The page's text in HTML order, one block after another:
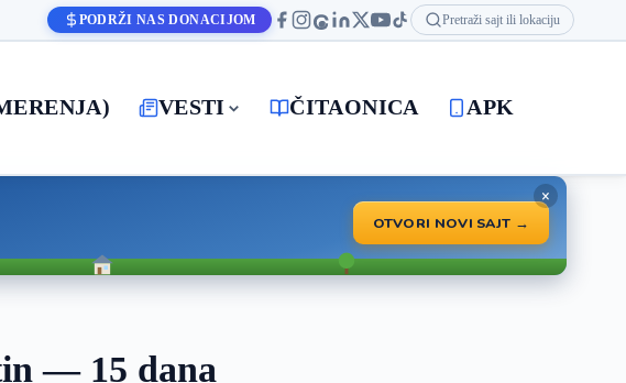
PODRŽI NAS DONACIJOM Pretraži sajt ili lokaciju
VESTI ČITAONICA APK
OTVORI NOVI SAJT →
×
— 15 dana